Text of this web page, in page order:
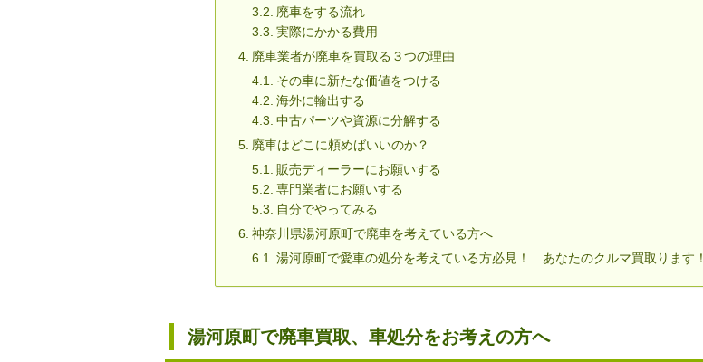
廃車をする流れ
実際にかかる費用
廃車業者が廃車を買取る３つの理由
その車に新たな価値をつける
海外に輸出する
中古パーツや資源に分解する
廃車はどこに頼めばいいのか？
販売ディーラーにお願いする
専門業者にお願いする
自分でやってみる
神奈川県湯河原町で廃車を考えている方へ
湯河原町で愛車の処分を考えている方必見！ あなたのクルマ買取ります！
湯河原町で廃車買取、車処分をお考えの方へ